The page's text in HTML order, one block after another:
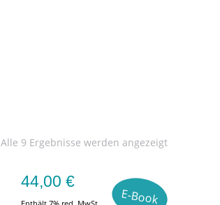
Alle 9 Ergebnisse werden angezeigt
E-Book
44,00 €